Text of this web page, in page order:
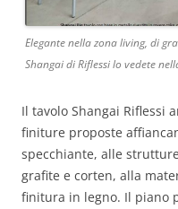
Elegante nella zona living, di
Shangai di Riflessi lo vedete
Il tavolo Shangai Riflessi
finiture proposte
specchiante, alle
grafite e corten, alla
finitura in legno. Il piano